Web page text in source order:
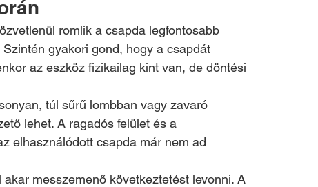
romlik a csapda legfontosabb
gyakori gond, hogy a csapdát
az eszköz fizikailag kint van, de döntési
túl sűrű lombban vagy zavaró
lehet. A ragadós felület és a
elhasználódott csapda már nem ad
messzemenő következtetést levonni. A